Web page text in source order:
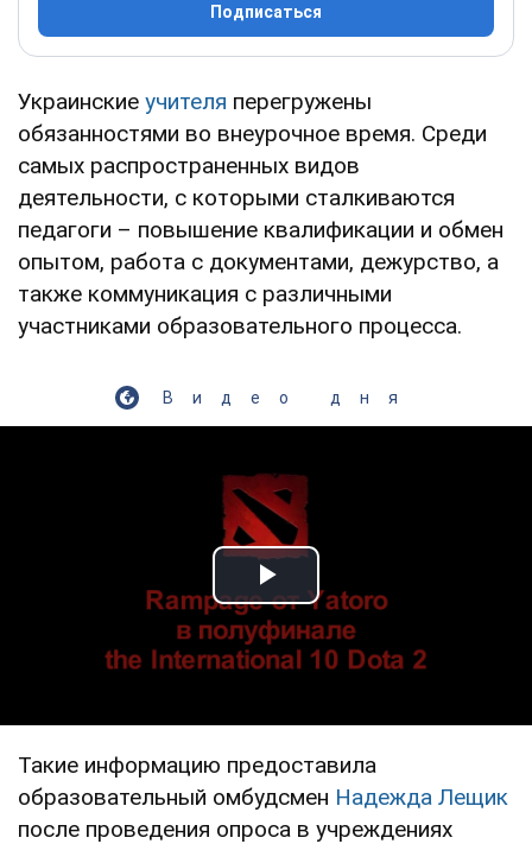
Подписаться
Украинские учителя перегружены
обязанностями во внеурочное время. Среди
самых распространенных видов
деятельности, с которыми сталкиваются
педагоги – повышение квалификации и обмен
опытом, работа с документами, дежурство, а
также коммуникация с различными
участниками образовательного процесса.
Видео дня
Play Video
Такие информацию предоставила
образовательный омбудсмен Надежда Лещик
после проведения опроса в учреждениях